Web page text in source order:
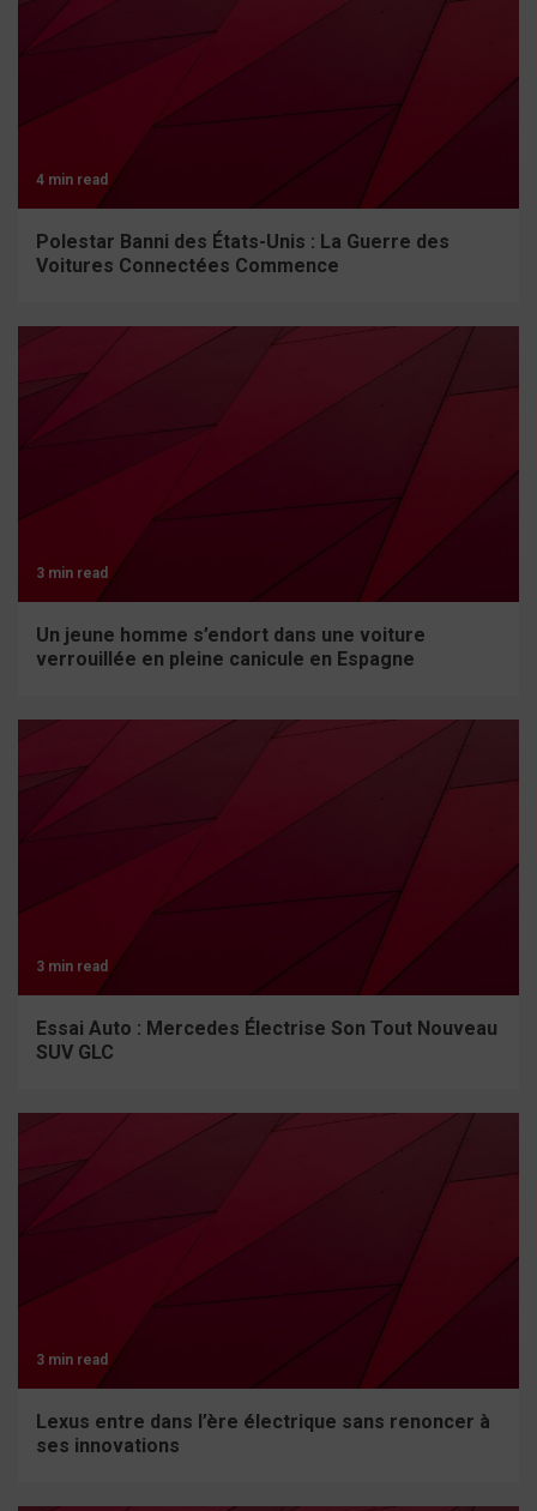
4 min read
Polestar Banni des États-Unis : La Guerre des
Voitures Connectées Commence
3 min read
Un jeune homme s’endort dans une voiture
verrouillée en pleine canicule en Espagne
3 min read
Essai Auto : Mercedes Électrise Son Tout Nouveau
SUV GLC
3 min read
Lexus entre dans l’ère électrique sans renoncer à
ses innovations